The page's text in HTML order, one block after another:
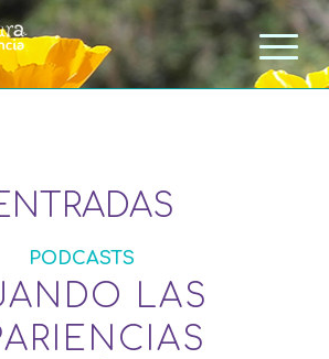
PODCASTS
LAS